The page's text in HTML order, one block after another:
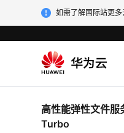
如需了解国际站更多
高性能弹性文件服
Turbo